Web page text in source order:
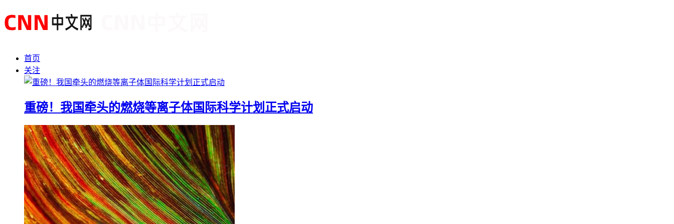
首页
关注
重磅！我国牵头的燃烧等离子体国际科学计划正式启动